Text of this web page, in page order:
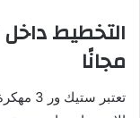
التخطيط
مجانًا
تعتبر